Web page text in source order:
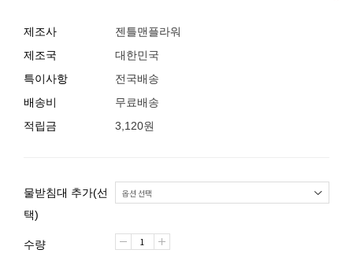
제조사
젠틀맨플라워
제조국
대한민국
특이사항
전국배송
배송비
무료배송
적립금
3,120원
물받침대 추가(선
택)
수량